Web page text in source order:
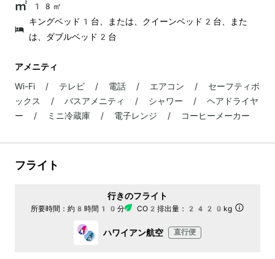
18㎡
キングベッド1台、または、クイーンベッド2台、また
は、ダブルベッド2台
アメニティ
Wi-Fi / テレビ / 電話 / エアコン / セーフティボ
ックス / バスアメニティ / シャワー / ヘアドライヤ
ー / ミニ冷蔵庫 / 電子レンジ / コーヒーメーカー
フライト
行きのフライト
所要時間： 約8時間10分 CO2排出量： 2420kg
ハワイアン航空 直行便